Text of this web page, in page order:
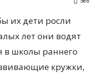
их дети росли
лет они водят
в школы раннего
кружки,